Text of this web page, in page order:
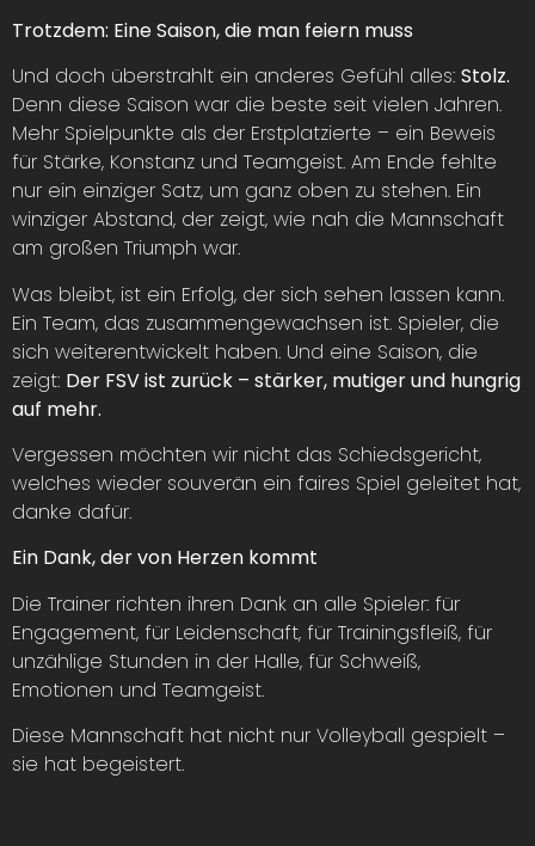
Trotzdem: Eine Saison, die man feiern muss
Und doch überstrahlt ein anderes Gefühl alles: Stolz.
Denn diese Saison war die beste seit vielen Jahren.
Mehr Spielpunkte als der Erstplatzierte – ein Beweis
für Stärke, Konstanz und Teamgeist. Am Ende fehlte
nur ein einziger Satz, um ganz oben zu stehen. Ein
winziger Abstand, der zeigt, wie nah die Mannschaft
am großen Triumph war.
Was bleibt, ist ein Erfolg, der sich sehen lassen kann.
Ein Team, das zusammengewachsen ist. Spieler, die
sich weiterentwickelt haben. Und eine Saison, die
zeigt: Der FSV ist zurück – stärker, mutiger und hungrig
auf mehr.
Vergessen möchten wir nicht das Schiedsgericht,
welches wieder souverän ein faires Spiel geleitet hat,
danke dafür.
Ein Dank, der von Herzen kommt
Die Trainer richten ihren Dank an alle Spieler: für
Engagement, für Leidenschaft, für Trainingsfleiß, für
unzählige Stunden in der Halle, für Schweiß,
Emotionen und Teamgeist.
Diese Mannschaft hat nicht nur Volleyball gespielt –
sie hat begeistert.